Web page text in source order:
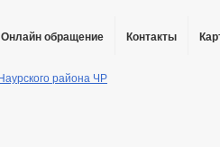
Онлайн обращение Контакты